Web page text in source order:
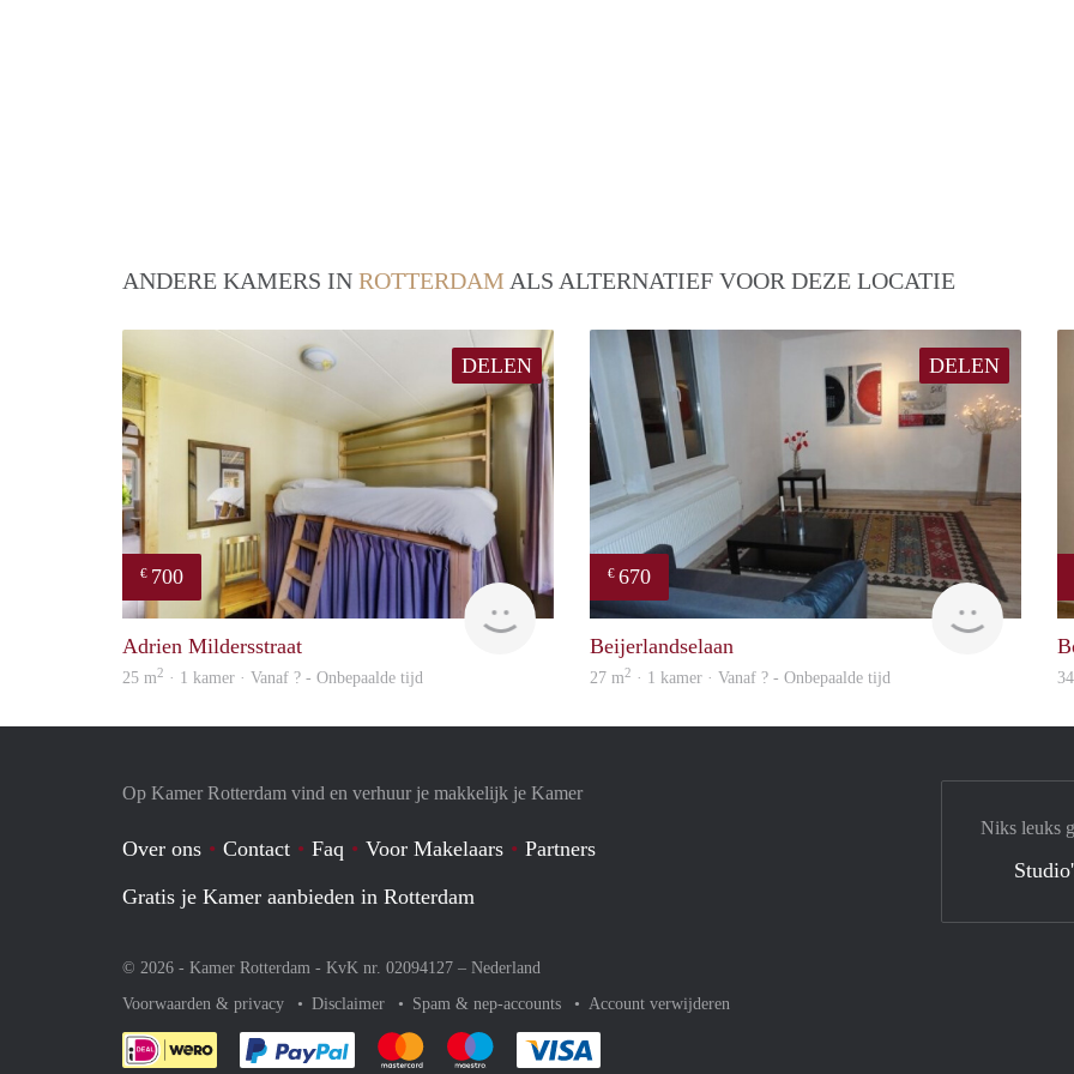
ANDERE KAMERS IN ROTTERDAM ALS ALTERNATIEF VOOR DEZE LOCATIE
DELEN
€ 700
finder
Adrien Mildersstraat
25 m2 · 1 kamer · Vanaf ? - Onbepaalde tijd
DELEN
€ 670
finder
Beijerlandselaan
27 m2 · 1 kamer · Vanaf ? - Onbepaalde tijd
Op Kamer Rotterdam vind en verhuur je makkelijk je Kamer
Over ons Contact Faq Voor Makelaars
Partners
Gratis je Kamer aanbieden in Rotterdam
© 2026 - Kamer Rotterdam - KvK nr. 02094127 – Nederland
Voorwaarden & privacy
Disclaimer Spam & nep-accounts Account verwijderen
Je rekent gemakkelijk af met Paypal
Je rekent gemakkelijk af met Mastercard
Je rekent gemakkelijk af met Meastro
Niks leuks